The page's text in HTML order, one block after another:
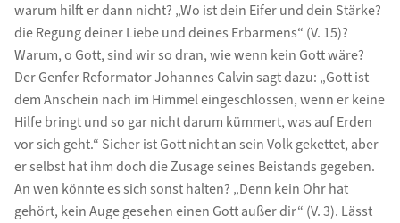
warum hilft er dann nicht? „Wo ist dein Eifer und dein Stärke?
die Regung deiner Liebe und deines Erbarmens“ (V. 15)?
Warum, o Gott, sind wir so dran, wie wenn kein Gott wäre?
Der Genfer Reformator Johannes Calvin sagt dazu: „Gott ist
dem Anschein nach im Himmel eingeschlossen, wenn er keine
Hilfe bringt und so gar nicht darum kümmert, was auf Erden
vor sich geht.“ Sicher ist Gott nicht an sein Volk gekettet, aber
er selbst hat ihm doch die Zusage seines Beistands gegeben.
An wen könnte es sich sonst halten? „Denn kein Ohr hat
gehört, kein Auge gesehen einen Gott außer dir“ (V. 3). Lässt